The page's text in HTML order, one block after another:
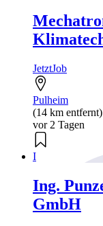
JetztJob
Pulheim
(14 km entfernt)
vor 2 Tagen
I
Ing.
GmbH